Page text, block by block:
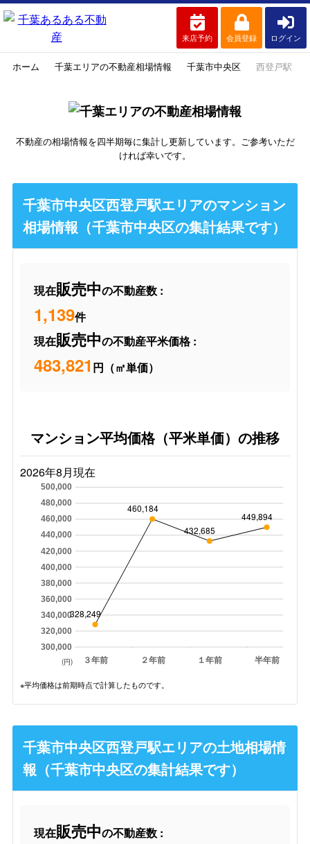
来店予約 会員登録 ログイン
ホーム 千葉エリアの不動産相場情報 千葉市中央区 西登戸駅
不動産の相場情報を四半期毎に集計し更新しています。ご参考いただ
ければ幸いです。
千葉市中央区西登戸駅エリアのマンション
相場情報（千葉市中央区の集計結果です）
現在販売中の不動産数 :
1,139件
現在販売中の不動産平米価格 :
483,821 円（㎡単価）
マンション平均価格（平米単価）の推移
2026年8月現在
３年前 ２年前 １年前 半年前
300,000
320,000
340,000
360,000
380,000
400,000
420,000
440,000
460,000
480,000
500,000
328,249
460,184
432,685
449,894
(円)
※平均価格は前期時点で計算したものです。
千葉市中央区西登戸駅エリアの土地相場情
報（千葉市中央区の集計結果です）
現在販売中の不動産数 :